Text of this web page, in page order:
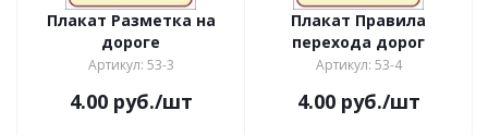
Плакат Разметка на
дороге
Артикул: 53-3
4.00руб./шт
Плакат Правила
перехода дорог
Артикул: 53-4
4.00руб./шт